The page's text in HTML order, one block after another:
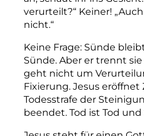
verurteilt?“ Keiner!
nicht.“
Keine Frage: Sünde
Sünde. Aber er trennt
geht nicht um
Fixierung. Jesus eröffnet
Todesstrafe der
beendet. Tod ist Tod